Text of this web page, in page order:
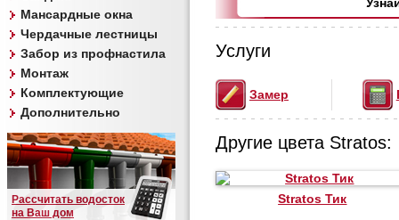
Мансардные окна
Чердачные лестницы
Забор из профнастила
Монтаж
Комплектующие
Дополнительно
Рассчитать водосток
на Ваш дом
Услуги
Замер
Другие цвета Stratos:
Stratos Тик